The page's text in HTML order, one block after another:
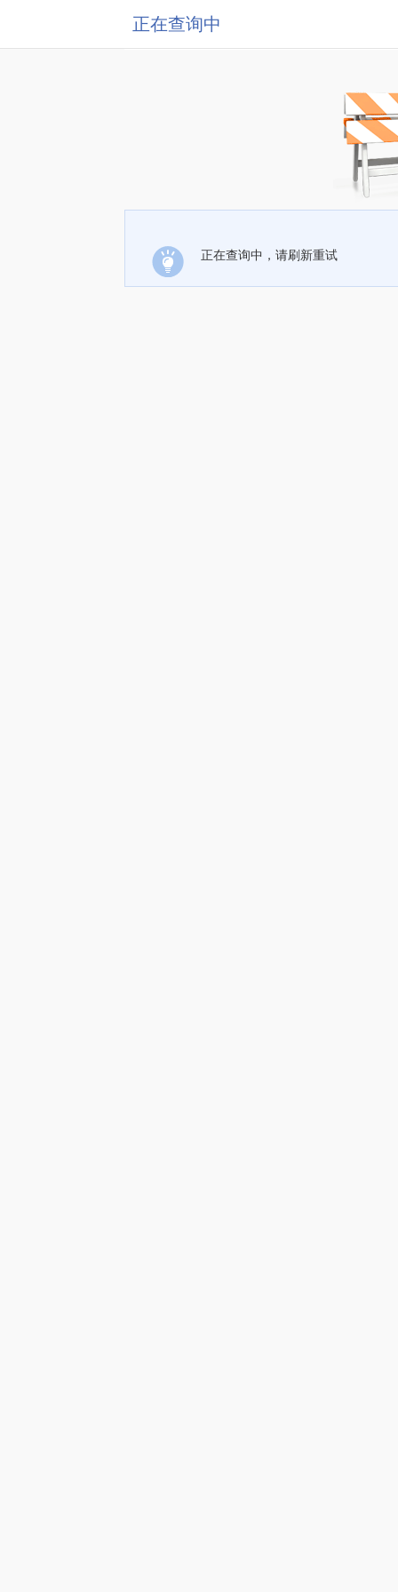
正在查询中
正在查询中，请刷新重试